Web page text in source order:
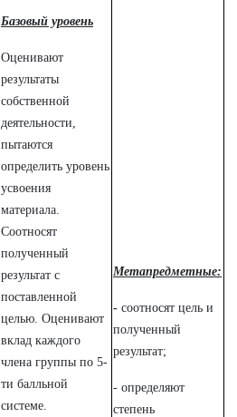
Базовый уровень
Оценивают
результаты
собственной
деятельности,
пытаются
определить уровень
усвоения
материала.
Соотносят
полученный
результат с
поставленной
целью. Оценивают
вклад каждого
члена группы по 5-
ти балльной
системе.
Метапредметные:
- соотносят цель и
полученный
результат;
- определяют
степень